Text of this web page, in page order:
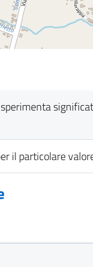
il particolare